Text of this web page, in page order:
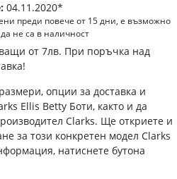
04.11.2020*
преди повече от 15 дни, е възможно
не са в наличност
от 7лв. При поръчка над
опции за доставка и
Ellis Betty Боти, както и да
Clarks. Ще откриете и
за този конкретен модел Clarks
натиснете бутона